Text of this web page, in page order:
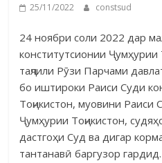
25/11/2022 constsud
24 ноябри соли 2022 дар
конститутсионии Ҷумҳурии
таҷлили Рӯзи Парчами
бо иштироки Раиси Суди
Тоҷикистон, муовини Раиси
Ҷумҳурии Тоҷикистон,
дастгоҳи Суд ва дигар
тантанавӣ баргузор гардид.